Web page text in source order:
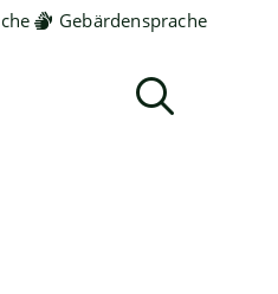
Gebärdensprache